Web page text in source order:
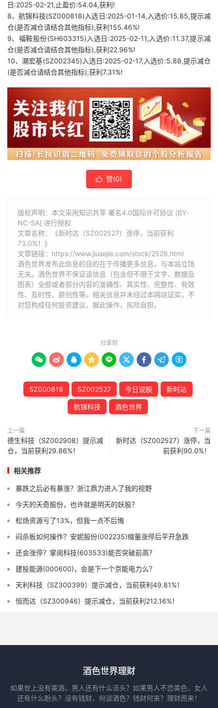
日:2025-02-21,止盈价:54.04,获利!
8、航锦科技(SZ000818)入选日:2025-01-14,入选价:15.85,提示减
仓(是否减仓请结合其他指标),获利155.46%!
9、福鞍股份(SH603315)入选日:2025-02-11,入选价:11.37,提示减
仓(是否减仓请结合其他指标),获利22.96%!
10、潮宏基(SZ002345)入选日:2025-02-17,入选价:5.88,提示减仓
(是否减仓请结合其他指标),获利7.31%!
 赞(0)
版权声明：本文采用知识共享 署名4.0国际许可协议 [BY-
NC-SA] 进行授权
文章名称：《新时达（SZ002527）涨停，当前获利
73.0%！》
文章链接： https://www.jiusejie.com/stock/2526.html
酒色世界发布此信息的目的在于传播更多信息，与本站立场
无关。酒色世界不保证该信息（包含但不限于文字、数据及
图表）全部或者部分内容的准确性、真实性、完整性、有效
性、及时性、原创性等。相关信息并未经过本网站证实，不
对您构成任何投资建议，据此操作，风险自担。
分享到
        
SZ000818 SZ002527 今日说股 新时达
航锦科技 酒色世界
上一篇
德生科技（SZ002908）提示减
仓，当前获利29.86%！
下一篇
新时达（SZ002527）涨停，当
前获利90.0%！
相关推荐
暴跌之后必有暴涨？浙江鼎力进入了我的视野
今天的天奇股份，也许就是明天的妖股？
松炀资源亏了13%，但我一点不后悔
闷杀板如何操作？安妮股份(002235)缩量涨停后平开急跌
还会涨停？掌阅科技(603533)能否突破前高？
建投能源(000600)，会是下一个京能电力么？
天利科技（SZ300399）提示减仓，当前获利49.81%！
恒而达（SZ300946）提示减仓，当前获利212.16%！
酒色世界理财
如果世上没有美酒，男人还有什么活头？如果男人不恋美色，女人
还有什么盼头？没有钱财，何谈酒色？钱财何来？理财而来！